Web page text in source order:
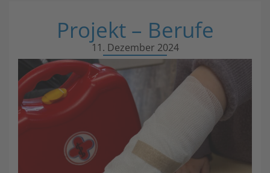
Projekt – Berufe
11. Dezember 2024